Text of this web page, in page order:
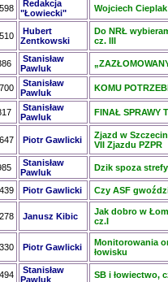
Redakcja
"Łowiecki"
Wojciech
Hubert
Zentkowski
Do NRŁ
cz. III
Stanisław
Pawluk
Stanisław
Pawluk
KOMU
Stanisław
Pawluk
FINAŁ SPRAWY
Piotr Gawlicki
Zjazd w
VII Zjazdu PZPR
Stanisław
Pawluk
Dzik spoza
Piotr Gawlicki Czy ASF
Janusz Kibic
Jak dobro w
cz.I
Piotr Gawlicki
Monitorowania
łowisku
Stanisław
Pawluk
SB i łowiectwo,